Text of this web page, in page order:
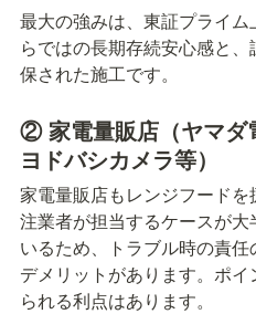
最大の強みは、東証プライ
らではの長期存続安心感と
保された施工です。
② 家電量販店（ヤマダ
ヨドバシカメラ等）
家電量販店もレンジフード
注業者が担当するケースが
いるため、トラブル時の責
デメリットがあります。ポ
られる利点はあります。